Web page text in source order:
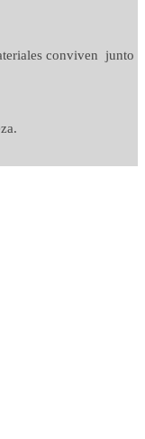
conviven junto